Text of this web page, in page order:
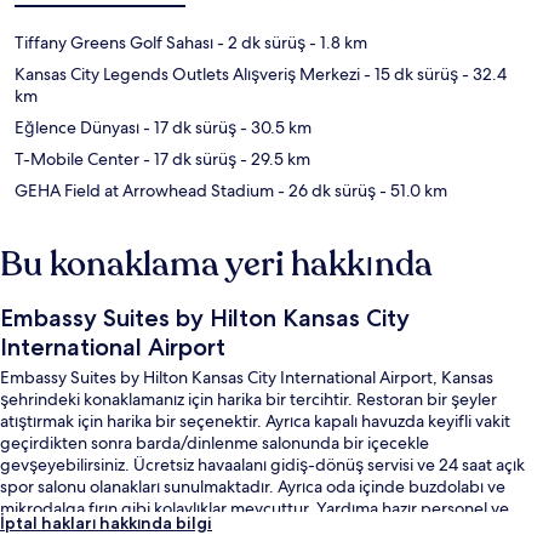
Tiffany Greens Golf Sahası- 2 dk sürüş- 1.8 km
Kansas City Legends Outlets Alışveriş Merkezi- 15 dk sürüş- 32.4
km
Eğlence Dünyası- 17 dk sürüş- 30.5 km
T-Mobile Center- 17 dk sürüş- 29.5 km
GEHA Field at Arrowhead Stadium- 26 dk sürüş- 51.0 km
Bu konaklama yeri hakkında
Embassy Suites by Hilton Kansas City
International Airport
Embassy Suites by Hilton Kansas City International Airport, Kansas
şehrindeki konaklamanız için harika bir tercihtir. Restoran bir şeyler
atıştırmak için harika bir seçenektir. Ayrıca kapalı havuzda keyifli vakit
geçirdikten sonra barda/dinlenme salonunda bir içecekle
gevşeyebilirsiniz. Ücretsiz havaalanı gidiş-dönüş servisi ve 24 saat açık
spor salonu olanakları sunulmaktadır. Ayrıca oda içinde buzdolabı ve
mikrodalga fırın gibi kolaylıklar mevcuttur. Yardıma hazır personel ve
kahvaltı misafirlerden tam not alıyor.
İptal hakları hakkında bilgi